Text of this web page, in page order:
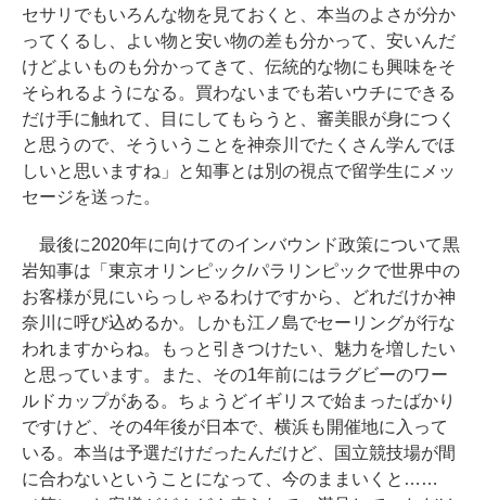
セサリでもいろんな物を見ておくと、本当のよさが分か
ってくるし、よい物と安い物の差も分かって、安いんだ
けどよいものも分かってきて、伝統的な物にも興味をそ
そられるようになる。買わないまでも若いウチにできる
だけ手に触れて、目にしてもらうと、審美眼が身につく
と思うので、そういうことを神奈川でたくさん学んでほ
しいと思いますね」と知事とは別の視点で留学生にメッ
セージを送った。
最後に2020年に向けてのインバウンド政策について黒
岩知事は「東京オリンピック/パラリンピックで世界中の
お客様が見にいらっしゃるわけですから、どれだけか神
奈川に呼び込めるか。しかも江ノ島でセーリングが行な
われますからね。もっと引きつけたい、魅力を増したい
と思っています。また、その1年前にはラグビーのワー
ルドカップがある。ちょうどイギリスで始まったばかり
ですけど、その4年後が日本で、横浜も開催地に入って
いる。本当は予選だけだったんだけど、国立競技場が間
に合わないということになって、今のままいくと……